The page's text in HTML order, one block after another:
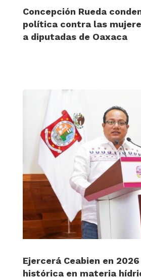
Concepción Rueda
política contra las
a diputadas de Oaxaca
Ejercerá Ceabien en
histórica en materia